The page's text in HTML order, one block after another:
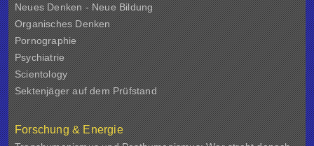
Neues Denken - Neue Bildung
Organisches Denken
Pornographie
Psychiatrie
Scientology
Sektenjäger auf dem Prüfstand
Forschung & Energie